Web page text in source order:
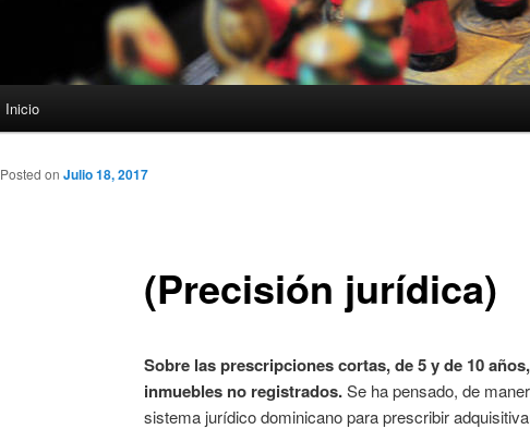
Skip to primary content
Skip to secondary content
Inicio
(Precisión jurídica)
Posted on Julio 18, 2017
Sobre las prescripciones cortas, de 5 y de 10
inmuebles no registrados.Se ha pensado, de
sistema jurídico dominicano para prescribir